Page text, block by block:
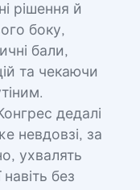
рішення й
боку,
бали,
та чекаючи
дедалі
невдовзі, за
ухвалять
навіть без